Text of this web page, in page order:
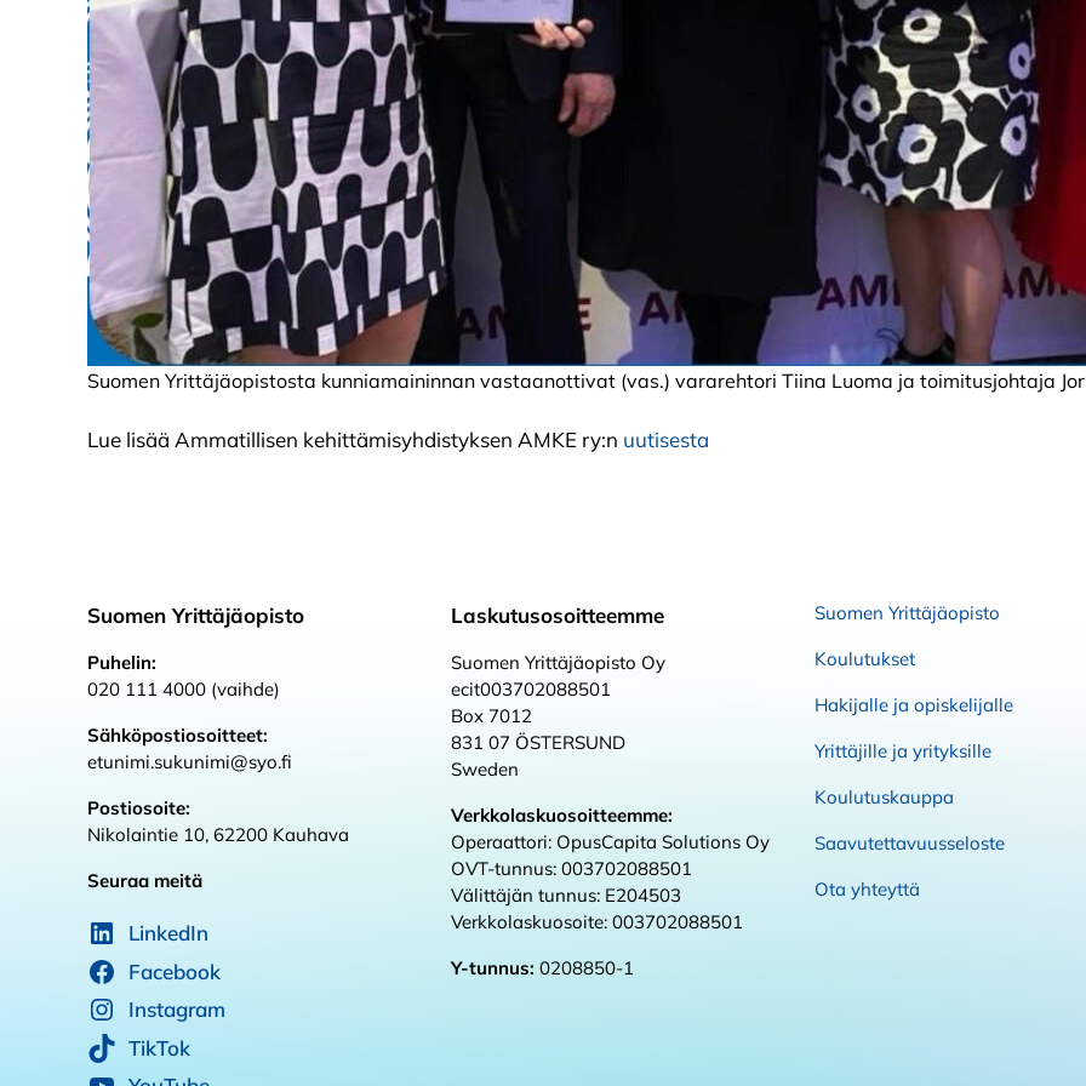
Suomen Yrittäjäopistosta kunniamaininnan vastaanottivat (vas.) vararehtori Tiina Luoma ja toimitusjohtaja
Lue lisää Ammatillisen kehittämisyhdistyksen AMKE ry:n uutisesta
Suomen Yrittäjäopisto
Puhelin:
020 111 4000 (vaihde)
Sähköpostiosoitteet:
etunimi.sukunimi@syo.fi
Postiosoite:
Nikolaintie 10, 62200 Kauhava
Seuraa meitä
LinkedIn
Facebook
Instagram
TikTok
Laskutusosoitteemme
Suomen Yrittäjäopisto Oy
ecit003702088501
Box 7012
831 07 ÖSTERSUND
Sweden
Verkkolaskuosoitteemme:
Operaattori: OpusCapita Solutions Oy
OVT-tunnus: 003702088501
Välittäjän tunnus: E204503
Verkkolaskuosoite: 003702088501
Y-tunnus: 0208850-1
Suomen Yrittäjäopisto
Koulutukset
Hakijalle ja opiskelijalle
Yrittäjille ja yrityksille
Koulutuskauppa
Saavutettavuusseloste
Ota yhteyttä